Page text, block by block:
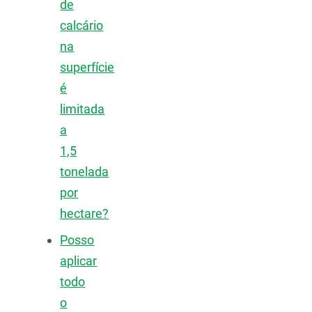
de
calcário
na
superfície
é
limitada
a
1,5
tonelada
por
hectare?
Posso
aplicar
todo
o